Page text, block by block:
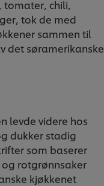
tomater, chili,
tok de med
sammen til
det søramerikanske
levde videre hos
dukker stadig
som baserer
rotgrønnsaker
kjøkkenet